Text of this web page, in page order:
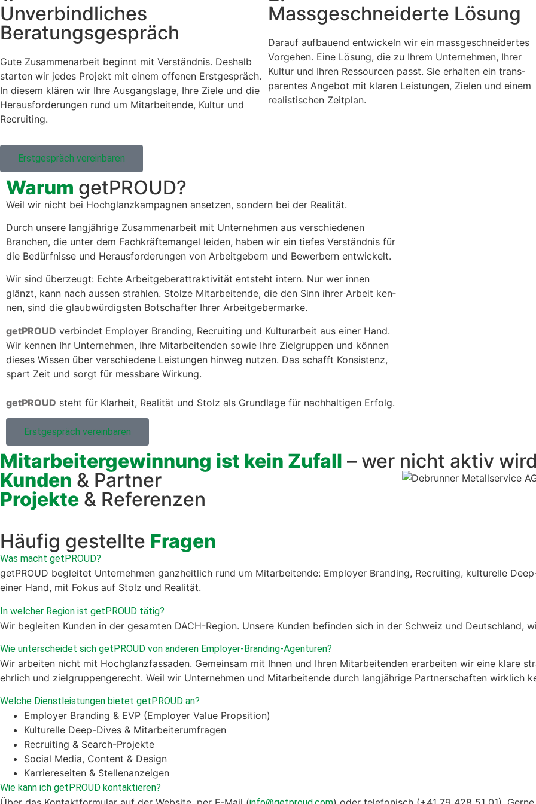
Unverbindliches
Beratungsgespräch
Gute Zusam­me­nar­beit begin­nt mit Ver­ständ­nis. Deshalb
starten wir jedes Pro­jekt mit einem offe­nen Erst­ge­spräch.
In diesem klären wir Ihre Aus­gangslage, Ihre Ziele und die
Her­aus­forderun­gen rund um Mitar­bei­t­ende, Kul­tur und
Recruit­ing.
Massgeschneiderte Lösung
Darauf auf­bauend entwick­eln wir ein mass­geschnei­dertes
Vorge­hen. Eine Lösung, die zu Ihrem Unternehmen, Ihrer
Kul­tur und Ihren Ressourcen passt. Sie erhal­ten ein trans­
par­entes Ange­bot mit klaren Leis­tun­gen, Zie­len und einem
real­is­tis­chen Zeit­plan.
Erst­ge­spräch vere­in­baren
Warum getPROUD?
Weil wir nicht bei Hochglanzkam­pag­nen anset­zen, son­dern bei der Real­ität.
Durch unsere langjährige Zusam­me­nar­beit mit Unternehmen aus ver­schiede­nen
Branchen, die unter dem Fachkräfte­man­gel lei­den, haben wir ein tiefes Ver­ständ­nis für
die Bedürfnisse und Her­aus­forderun­gen von Arbeit­ge­bern und Bewer­bern entwick­elt.
Wir sind überzeugt: Echte Arbeit­ge­ber­at­trak­tiv­ität entste­ht intern. Nur wer innen
glänzt, kann nach aussen strahlen. Stolze Mitar­bei­t­ende, die den Sinn ihrer Arbeit ken­
nen, sind die glaub­würdig­sten Botschafter Ihrer Arbeit­ge­ber­marke.
get­PROUD verbindet Employ­er Brand­ing, Recruit­ing und Kul­tur­ar­beit aus ein­er Hand.
Wir ken­nen Ihr Unternehmen, Ihre Mitar­bei­t­en­den sowie Ihre Ziel­grup­pen und kön­nen
dieses Wis­sen über ver­schiedene Leis­tun­gen hin­weg nutzen. Das schafft Kon­sis­tenz,
spart Zeit und sorgt für mess­bare Wirkung.
get­PROUD ste­ht für Klarheit, Real­ität und Stolz als Grund­lage für nach­halti­gen Erfolg.
Erst­ge­spräch vere­in­baren
Mitarbeitergewinnung ist kein Zufall – wer nicht aktiv
Kunden & Partner
Projekte & Referenzen
Häufig gestellte Fragen
Was macht get­PROUD?
get­PROUD begleit­et Unternehmen ganzheitlich rund um Mitar­bei­t­ende: Employ­er Brand­ing, Recruit­ing, kul­turelle
ein­er Hand, mit Fokus auf Stolz und Real­ität.
In welch­er Region ist get­PROUD tätig?
Wir begleit­en Kun­den in der gesamten DACH-Region. Unsere Kun­den befind­en sich in der Schweiz und Deutsch­land,
Wie unter­schei­det sich get­PROUD von anderen Employ­er-Brand­ing-Agen­turen?
Wir arbeit­en nicht mit Hochglanz­fas­saden. Gemein­sam mit Ihnen und Ihren Mitar­bei­t­en­den erar­beit­en wir eine klare
ehrlich und ziel­grup­pen­gerecht. Weil wir Unternehmen und Mitar­bei­t­ende durch langjährige Part­ner­schaften wirk­lich
Welche Dien­stleis­tun­gen bietet get­PROUD an?
Employ­er Brand­ing & EVP (Employ­er Val­ue Prop­si­tion)
Kul­turelle Deep-Dives & Mitar­beiterum­fra­gen
Recruit­ing & Search-Pro­jek­te
Social Media, Con­tent & Design
Kar­ri­ere­seit­en & Stel­lenanzeigen
Wie kann ich get­PROUD kon­tak­tieren?